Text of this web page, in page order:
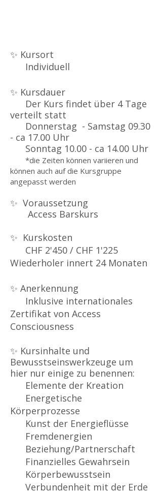
✨ Kursort
Individuell
✨ Kursdauer
Der Kurs findet über 4 Tage
verteilt statt
Donnerstag - Samstag 09.30
- ca 17.00 Uhr
Sonntag 10.00 - ca 14.00 Uhr
*die Zeiten können variieren und
können auch auf die Kursgruppe
angepasst werden
✨ Voraussetzung
Access Barskurs
✨ Kurskosten
CHF 2'450 / CHF 1'225
Wiederholer innert 24 Monaten
✨ Anerkennung
Inklusive internationales
Zertifikat von Access
Consciousness
✨ Kursinhalte und
Bewusstseinswerkzeuge um
hier nur einige zu benennen:
Elemente der Kreation
Energetische
Körperprozesse
Kunst der Energieflüsse
Fremdenergien
Beziehung/Partnerschaft
Finanzielles Gewahrsein
Körperbewusstsein
Verbundenheit mit der Erde